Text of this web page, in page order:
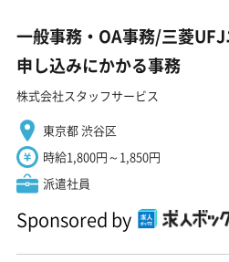
一般事務・OA事務/三菱
申し込みにかかる事務
株式会社スタッフサービス
東京都 渋谷区
時給1,800円～1,850円
派遣社員
Sponsored by